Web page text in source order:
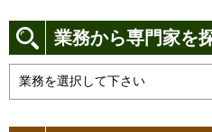
業務から専門家を